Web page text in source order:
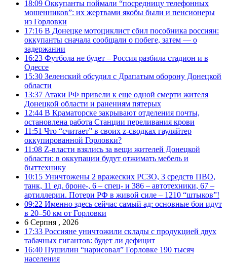
18:09 Оккупанты поймали “посредницу телефонных
мошенников”: их жертвами якобы были и пенсионеры
из Горловки
17:16 В Донецке мотоциклист сбил пособника россиян:
оккупанты сначала сообщали о побеге, затем — о
задержании
16:23 Футбола не будет – Россия разбила стадион и в
Одессе
15:30 Зеленский обсудил с Драпатым оборону Донецкой
области
13:37 Атаки РФ привели к еще одной смерти жителя
Донецкой области и ранениям пятерых
12:44 В Краматорске закрывают отделения почты,
остановлена работа Станции переливания крови
11:51 Что “считает” в своих z-сводках гауляйтер
оккупированной Горловки?
11:08 Z-власти взялись за вещи жителей Донецкой
области: в оккупации будут отжимать мебель и
быттехнику
10:15 Уничтожены 2 вражеских РСЗО, 3 средств ПВО,
танк, 11 ед. броне-, 6 – спец- и 386 – автотехники, 67 –
артиллерии. Потери РФ в живой силе – 1210 “штыков”!
09:22 Именно здесь сейчас самый ад: основные бои идут
в 20–50 км от Горловки
6 Серпня , 2026
17:33 Россияне уничтожили склады с продукцией двух
табачных гигантов: будет ли дефицит
16:40 Пушилин “нарисовал” Горловке 190 тысяч
населения